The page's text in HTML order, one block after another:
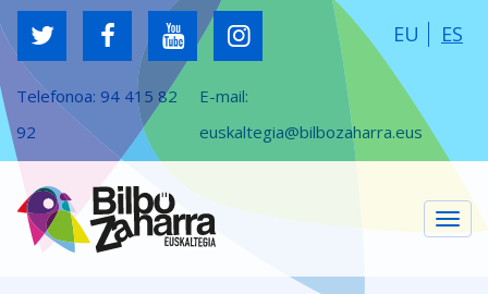
Telefonoa: 94 415 82
92
E-mail:
euskaltegia@bilbozaharra.eus
EU ES